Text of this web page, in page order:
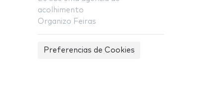
acolhimento
Organizo Feiras
Preferencias de Cookies